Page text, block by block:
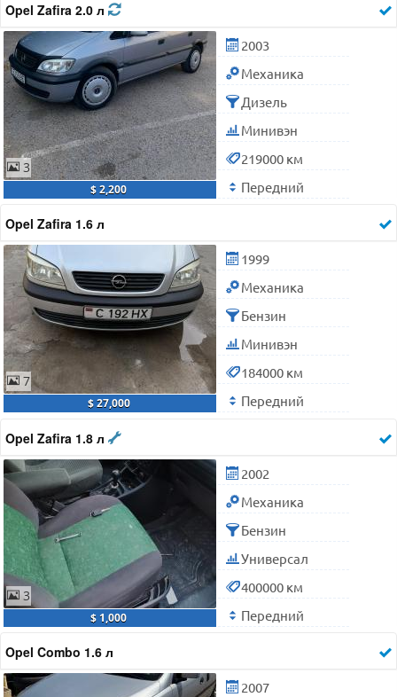
Opel Zafira 2.0 л
3
$ 2,200
2003
Механика
Дизель
Минивэн
219000 км
Передний
Opel Zafira 1.6 л
7
$ 27,000
1999
Механика
Бензин
Минивэн
184000 км
Передний
Opel Zafira 1.8 л
3
$ 1,000
2002
Механика
Бензин
Универсал
400000 км
Передний
Opel Combo 1.6 л
2007